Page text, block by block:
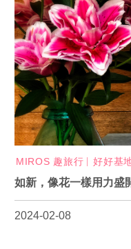
MIROS 趣旅行 好好基
如新，像花一樣用力盛
2024-02-08